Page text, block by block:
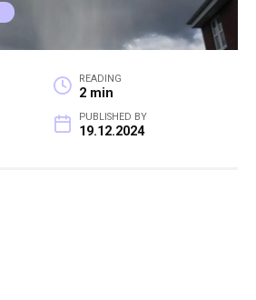
READING
2 min
PUBLISHED BY
19.12.2024